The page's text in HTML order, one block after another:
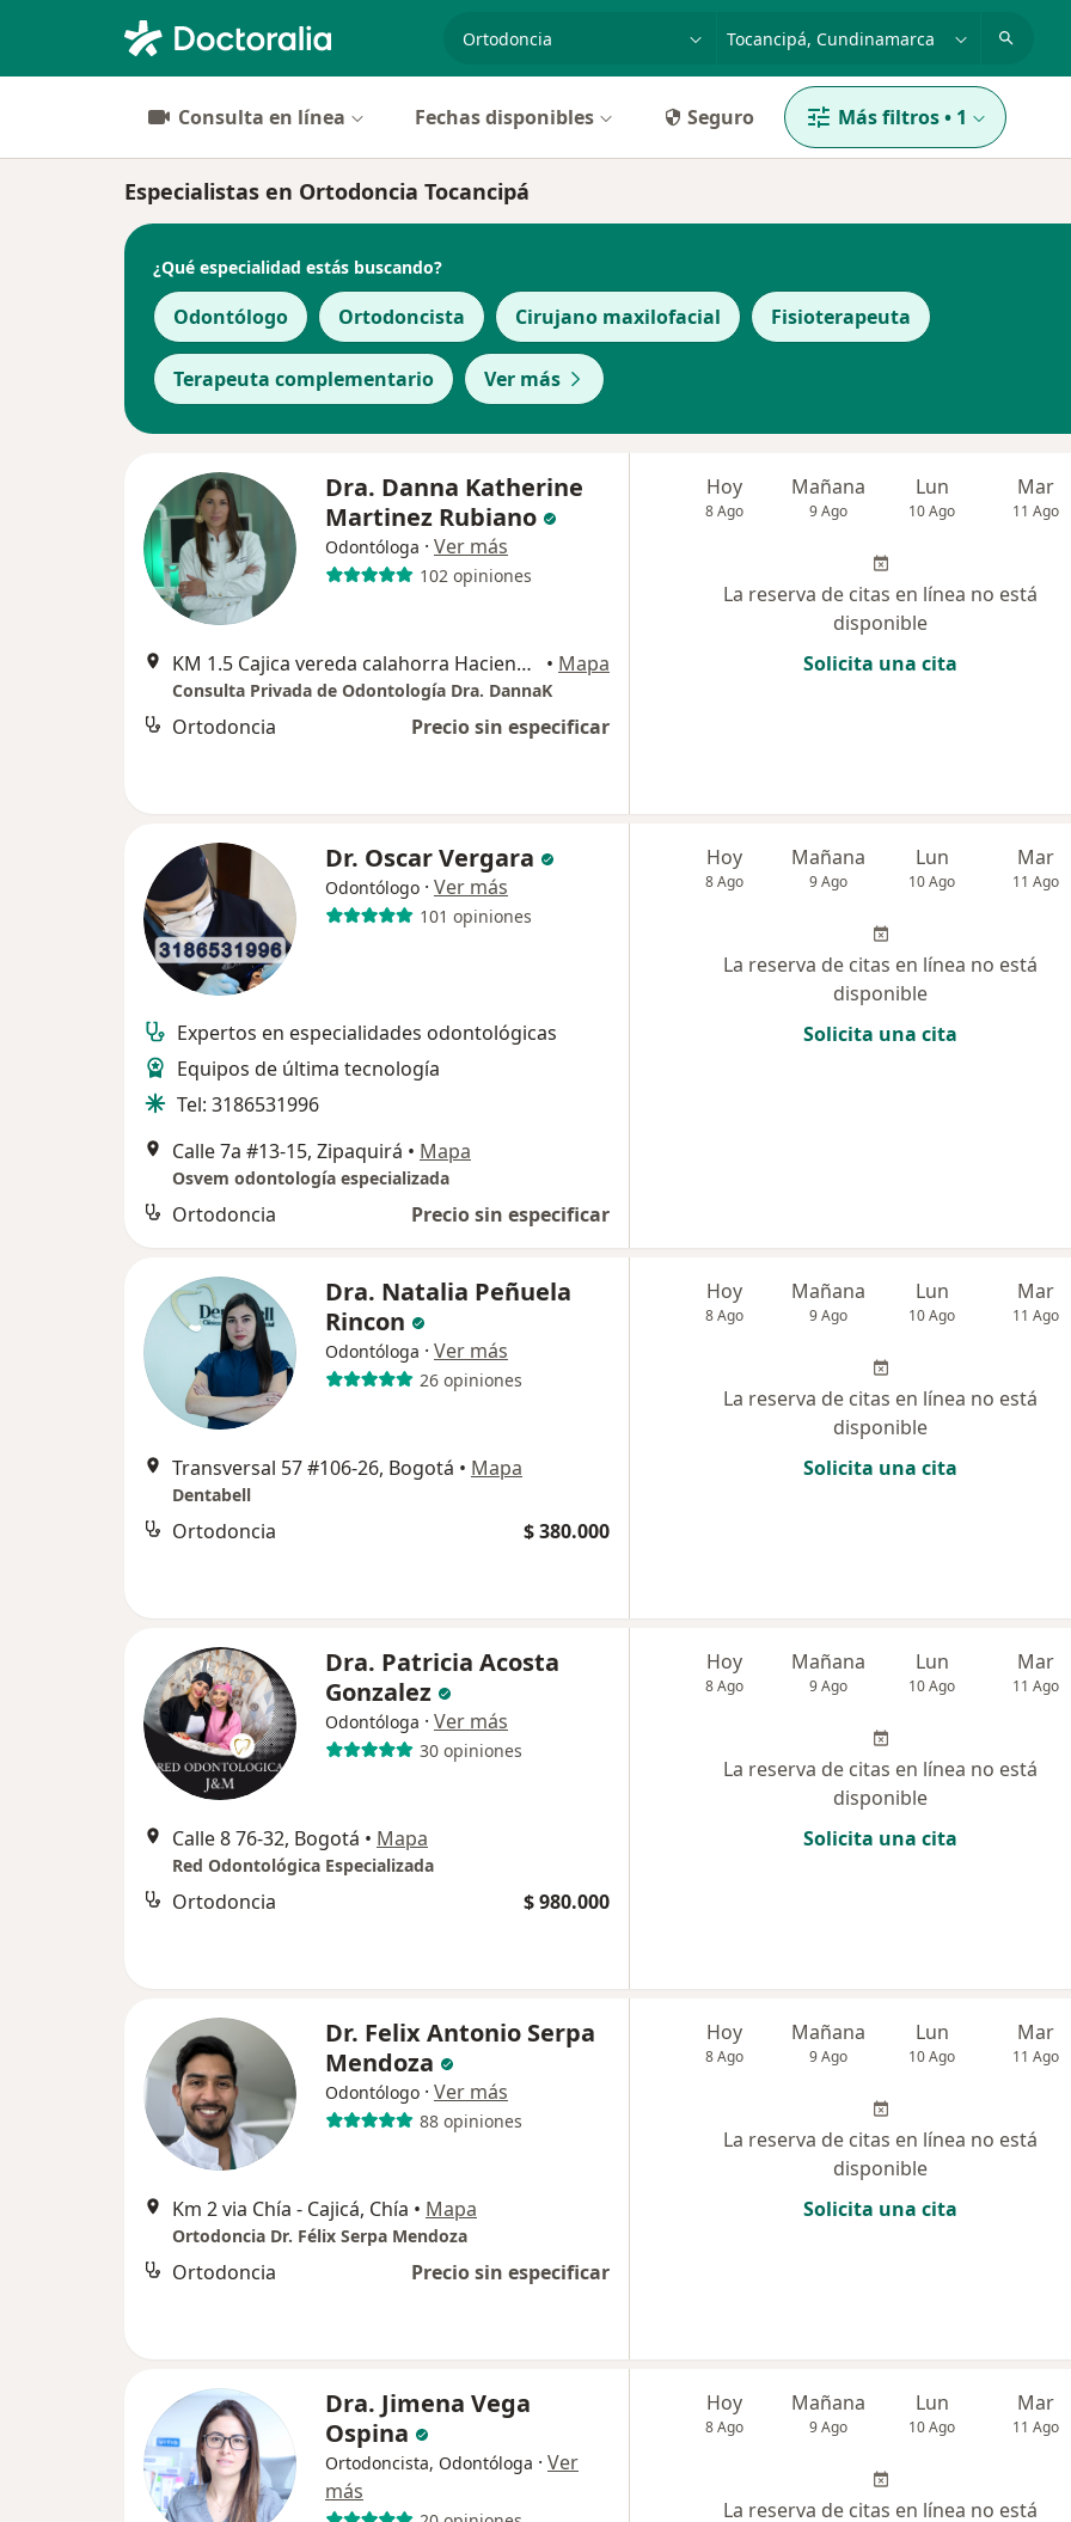
p. ej. Bogotá
Consulta en línea Fechas disponibles Seguro Más filtros• 1
Especialistas en Ortodoncia Tocancipá
¿Qué especialidad estás buscando?
Odontólogo Ortodoncista Cirujano maxilofacial Fisioterapeuta
Terapeuta complementario Ver más
Dra. Danna Katherine
Martinez Rubiano
Odontóloga · Ver más
102 opiniones
KM 1.5 Cajica vereda calahorra Hacienda Bolonia centro empresarial Nou 441, Cajicá • Mapa
Consulta Privada de Odontología Dra. DannaK
Ortodoncia Precio sin especificar
Hoy
8 Ago
Mañana
9 Ago
Lun
10 Ago
Mar
11 Ago
La reserva de citas en línea no está
disponible
Solicita una cita
Dr. Oscar Vergara
Odontólogo · Ver más
101 opiniones
Expertos en especialidades odontológicas
Equipos de última tecnología
Tel: 3186531996
Calle 7a #13-15, Zipaquirá • Mapa
Osvem odontología especializada
Ortodoncia Precio sin especificar
Hoy
8 Ago
Mañana
9 Ago
Lun
10 Ago
Mar
11 Ago
La reserva de citas en línea no está
disponible
Solicita una cita
Dra. Natalia Peñuela
Rincon
Odontóloga · Ver más
26 opiniones
Transversal 57 #106-26, Bogotá • Mapa
Dentabell
Ortodoncia $ 380.000
Hoy
8 Ago
Mañana
9 Ago
Lun
10 Ago
Mar
11 Ago
La reserva de citas en línea no está
disponible
Solicita una cita
Dra. Patricia Acosta
Gonzalez
Odontóloga · Ver más
30 opiniones
Calle 8 76-32, Bogotá • Mapa
Red Odontológica Especializada
Ortodoncia $ 980.000
Hoy
8 Ago
Mañana
9 Ago
Lun
10 Ago
Mar
11 Ago
La reserva de citas en línea no está
disponible
Solicita una cita
Dr. Felix Antonio Serpa
Mendoza
Odontólogo · Ver más
88 opiniones
Km 2 via Chía - Cajicá, Chía • Mapa
Ortodoncia Dr. Félix Serpa Mendoza
Ortodoncia Precio sin especificar
Hoy
8 Ago
Mañana
9 Ago
Lun
10 Ago
Mar
11 Ago
La reserva de citas en línea no está
disponible
Solicita una cita
Dra. Jimena Vega
Ospina
Ortodoncista, Odontóloga · Ver
más
Hoy
8 Ago
Mañana
9 Ago
Lun
10 Ago
Mar
11 Ago
La reserva de citas en línea no está